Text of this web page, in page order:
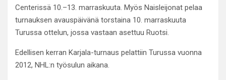
Centerissä 10.–13. marraskuuta. Myös Naisleijonat pelaa
turnauksen avauspäivänä torstaina 10. marraskuuta
Turussa ottelun, jossa vastaan asettuu Ruotsi.
Edellisen kerran Karjala-turnaus pelattiin Turussa vuonna
2012, NHL:n työsulun aikana.